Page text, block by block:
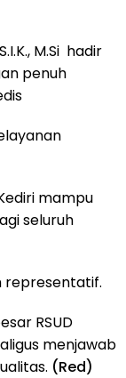
M.Si hadir
penuh
mampu
seluruh
representatif.
RSUD
menjawab
(Red)